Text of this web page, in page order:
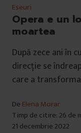
Eseuri
Opera e un
moartea
După zece ani în
direcție se
care a
De Elena Morar
Timp de citire: 26 de
21 decembrie 2022